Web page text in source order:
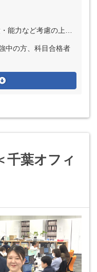
分＝7万8400円～11万1600円）を含む ※超過分は別途全額支給
中の方、科目合格者
千葉オフィ